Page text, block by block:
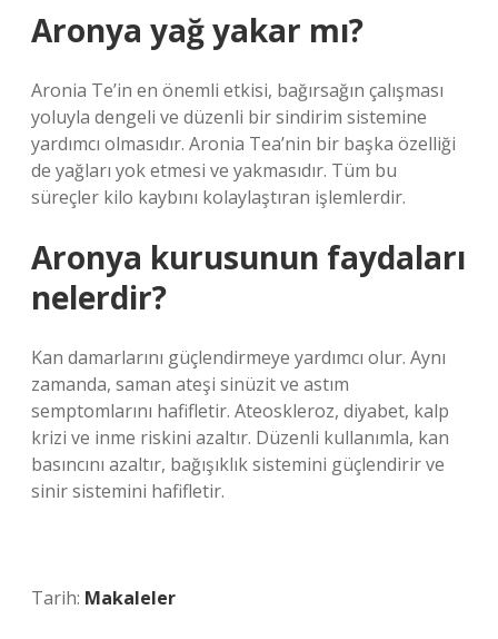
Aronya yağ yakar mı?
Aronia Te’in en önemli etkisi, bağırsağın çalışması
yoluyla dengeli ve düzenli bir sindirim sistemine
yardımcı olmasıdır. Aronia Tea’nin bir başka özelliği
de yağları yok etmesi ve yakmasıdır. Tüm bu
süreçler kilo kaybını kolaylaştıran işlemlerdir.
Aronya kurusunun faydaları
nelerdir?
Kan damarlarını güçlendirmeye yardımcı olur. Aynı
zamanda, saman ateşi sinüzit ve astım
semptomlarını hafifletir. Ateoskleroz, diyabet, kalp
krizi ve inme riskini azaltır. Düzenli kullanımla, kan
basıncını azaltır, bağışıklık sistemini güçlendirir ve
sinir sistemini hafifletir.
Tarih: Makaleler